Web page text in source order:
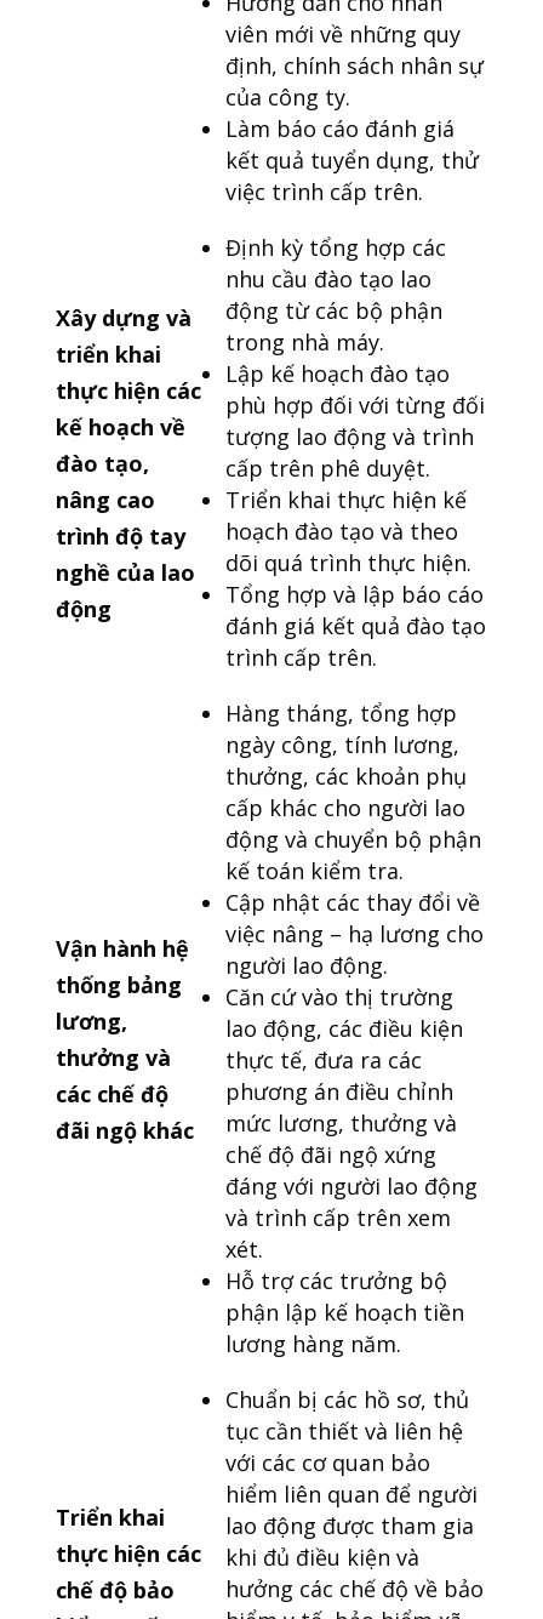
viên mới về những quy
định, chính sách nhân sự
của công ty.
Làm báo cáo đánh giá
kết quả tuyển dụng, thử
việc trình cấp trên.
Xây dựng và
triển khai
thực hiện các
kế hoạch về
đào tạo,
nâng cao
trình độ tay
nghề của lao
động
Định kỳ tổng hợp các
nhu cầu đào tạo lao
động từ các bộ phận
trong nhà máy.
Lập kế hoạch đào tạo
phù hợp đối với từng đối
tượng lao động và trình
cấp trên phê duyệt.
Triển khai thực hiện kế
hoạch đào tạo và theo
dõi quá trình thực hiện.
Tổng hợp và lập báo cáo
đánh giá kết quả đào tạo
trình cấp trên.
Vận hành hệ
thống bảng
lương,
thưởng và
các chế độ
đãi ngộ khác
Hàng tháng, tổng hợp
ngày công, tính lương,
thưởng, các khoản phụ
cấp khác cho người lao
động và chuyển bộ phận
kế toán kiểm tra.
Cập nhật các thay đổi về
việc nâng – hạ lương cho
người lao động.
Căn cứ vào thị trường
lao động, các điều kiện
thực tế, đưa ra các
phương án điều chỉnh
mức lương, thưởng và
chế độ đãi ngộ xứng
đáng với người lao động
và trình cấp trên xem
xét.
Hỗ trợ các trưởng bộ
phận lập kế hoạch tiền
lương hàng năm.
Triển khai
thực hiện các
chế độ bảo
Chuẩn bị các hồ sơ, thủ
tục cần thiết và liên hệ
với các cơ quan bảo
hiểm liên quan để người
lao động được tham gia
khi đủ điều kiện và
hưởng các chế độ về bảo